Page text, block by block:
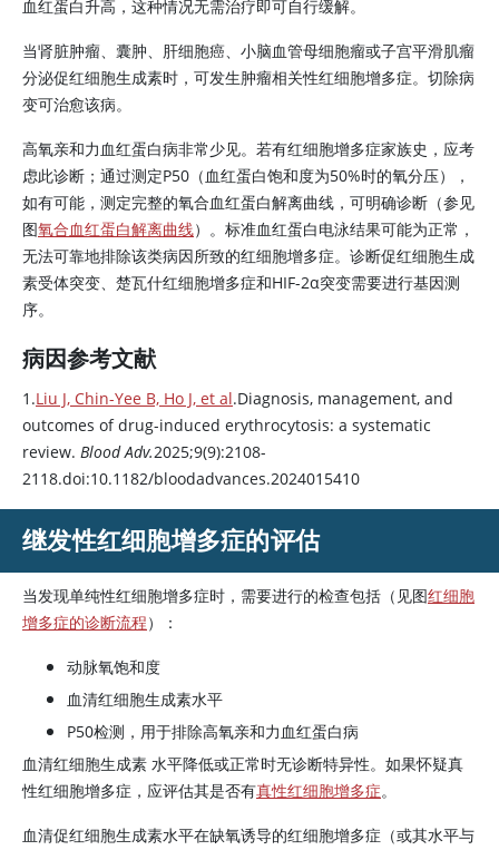
血红蛋白升高，这种情况无需治疗即可自行缓解。
当肾脏肿瘤、囊肿、肝细胞癌、小脑血管母细胞瘤或子宫平滑肌瘤
分泌促红细胞生成素时，可发生肿瘤相关性红细胞增多症。切除病
变可治愈该病。
高氧亲和力血红蛋白病非常少见。若有红细胞增多症家族史，应考
虑此诊断；通过测定P50（血红蛋白饱和度为50%时的氧分压），
如有可能，测定完整的氧合血红蛋白解离曲线，可明确诊断（参见
图氧合血红蛋白解离曲线）。标准血红蛋白电泳结果可能为正常，
无法可靠地排除该类病因所致的红细胞增多症。诊断促红细胞生成
素受体突变、楚瓦什红细胞增多症和HIF-2α突变需要进行基因测
序。
病因参考文献
1.Liu J, Chin-Yee B, Ho J, et al.Diagnosis, management, and
outcomes of drug-induced erythrocytosis: a systematic
review. Blood Adv.2025;9(9):2108-
2118.doi:10.1182/bloodadvances.2024015410
继发性红细胞增多症的评估
当发现单纯性红细胞增多症时，需要进行的检查包括（见图红细胞
增多症的诊断流程）：
动脉氧饱和度
血清红细胞生成素水平
P50检测，用于排除高氧亲和力血红蛋白病
血清红细胞生成素 水平降低或正常时无诊断特异性。如果怀疑真
性红细胞增多症，应评估其是否有真性红细胞增多症。
血清促红细胞生成素水平在缺氧诱导的红细胞增多症（或其水平与